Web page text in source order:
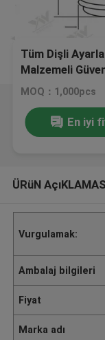
Tüm Dişli
Malzemeli
MOQ：1,000pcs
En iyi
ÜRüN
Vurgulamak:
Ambalaj bilgileri
Fiyat
Marka adı